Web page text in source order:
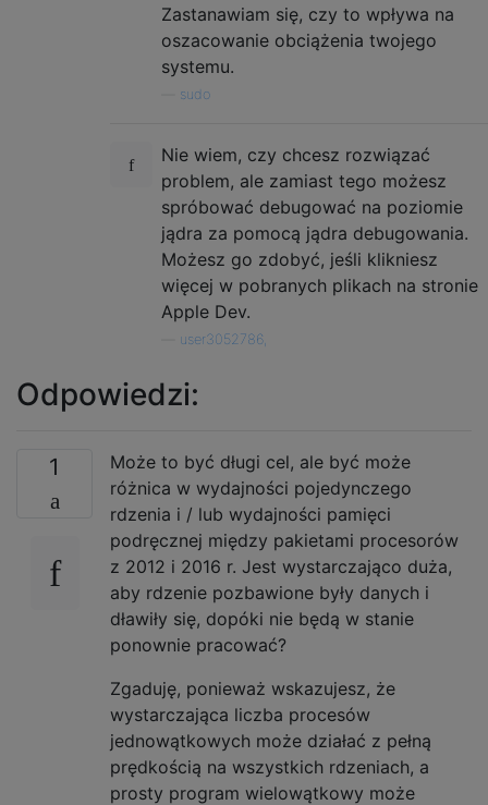
Zastanawiam się, czy to wpływa na
oszacowanie obciążenia twojego
systemu.
sudo
Nie wiem, czy chcesz rozwiązać
problem, ale zamiast tego możesz
spróbować debugować na poziomie
jądra za pomocą jądra debugowania.
Możesz go zdobyć, jeśli klikniesz
więcej w pobranych plikach na stronie
Apple Dev.
user3052786,
Odpowiedzi:
1
Może to być długi cel, ale być może
różnica w wydajności pojedynczego
rdzenia i / lub wydajności pamięci
podręcznej między pakietami procesorów
z 2012 i 2016 r. Jest wystarczająco duża,
aby rdzenie pozbawione były danych i
dławiły się, dopóki nie będą w stanie
ponownie pracować?
Zgaduję, ponieważ wskazujesz, że
wystarczająca liczba procesów
jednowątkowych może działać z pełną
prędkością na wszystkich rdzeniach, a
prosty program wielowątkowy może